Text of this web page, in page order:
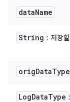
dataName
String : 저장
origDataType
LogDataType